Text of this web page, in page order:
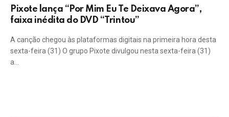
Pixote lança “Por Mim Eu Te Deixava Agora”,
faixa inédita do DVD “Trintou”
A canção chegou às plataformas digitais na primeira hora desta
sexta-feira (31) O grupo Pixote divulgou nesta sexta-feira (31)
a…